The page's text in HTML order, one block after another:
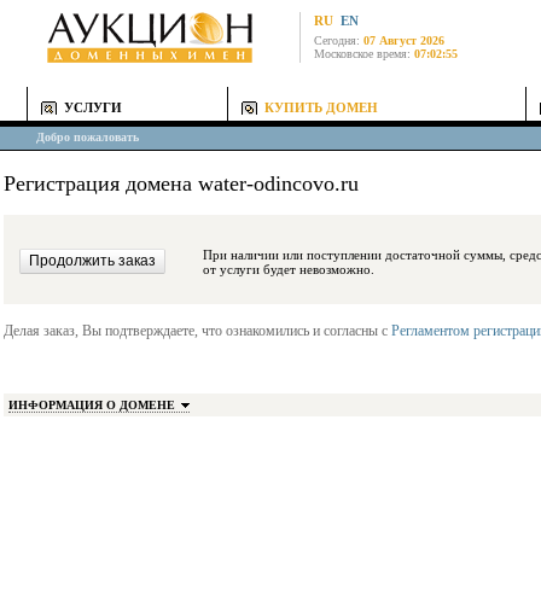
RU EN
Сегодня: 07 Август 2026
Московское время: 07:02:55
УСЛУГИ КУПИТЬ ДОМЕН
Добро пожаловать
Регистрация домена water-odincovo.ru
При наличии или поступлении достаточной суммы, средства будут
от услуги будет невозможно.
Делая заказ, Вы подтверждаете, что ознакомились и согласны с Регламентом
ИНФОРМАЦИЯ О ДОМЕНЕ